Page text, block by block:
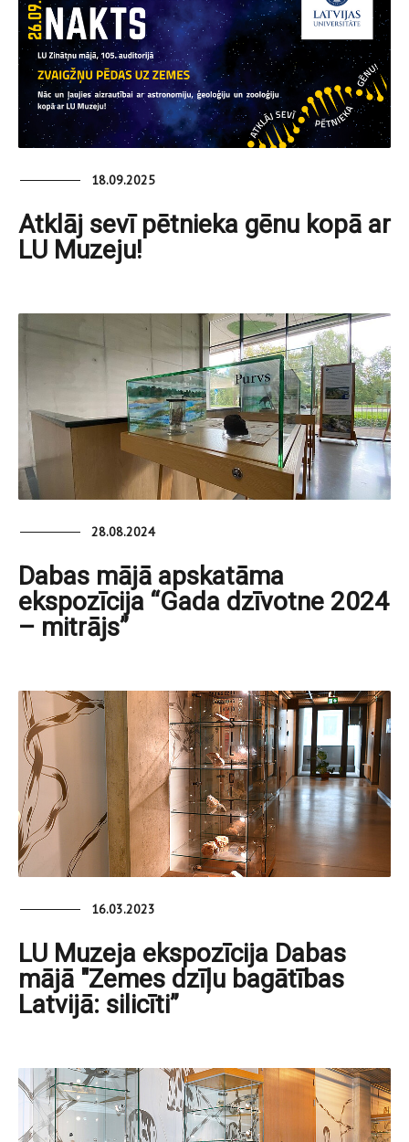
18.09.2025
Atklāj sevī pētnieka gēnu kopā ar
LU Muzeju!
28.08.2024
Dabas mājā apskatāma
ekspozīcija “Gada dzīvotne 2024
– mitrājs”
16.03.2023
LU Muzeja ekspozīcija Dabas
mājā "Zemes dzīļu bagātības
Latvijā: silicīti”